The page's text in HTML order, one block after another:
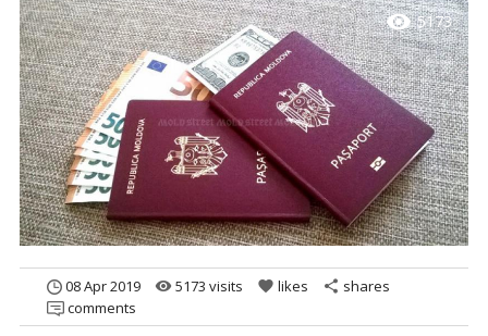
visibility 5173
08 Apr 2019 remove_red_eye 5173 visits favorite likes share shares
comments